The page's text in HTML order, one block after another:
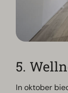
5.
In oktober